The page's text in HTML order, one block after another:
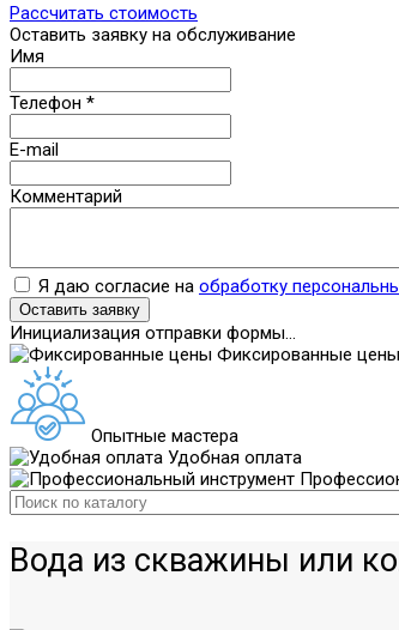
Рассчитать стоимость
Оставить заявку на обслуживание
Имя
Телефон *
E-mail
Комментарий
Я даю согласие на обработку
Оставить заявку
Инициализация отправки формы...
Фиксированные цены
Опытные мастера
Удобная оплата
Вода из скважины или